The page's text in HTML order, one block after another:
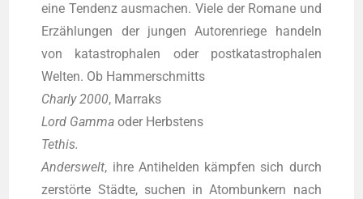
eine Ten­denz aus­ma­chen. Vie­le der Roma­ne und
Erzäh­lun­gen der jun­gen Autoren­rie­ge han­deln
von kata­stro­pha­len oder post­ka­ta­stro­pha­len
Wel­ten. Ob Ham­mer­schmitts
Char­ly 2000, Mar­raks
Lord Gam­ma oder Herbs­tens
Tethis.
Anders­welt, ihre Anti­hel­den kämp­fen sich durch
zer­stör­te Städ­te, suchen in Atom­bun­kern nach